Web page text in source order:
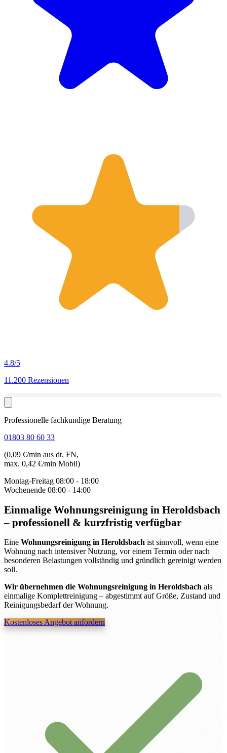
4.8/5
11.200 Rezensionen
Professionelle fachkundige Beratung
01803 80 60 33
(0,09 €/min aus dt. FN,
max. 0,42 €/min Mobil)
Montag-Freitag 08:00 - 18:00
Wochenende 08:00 - 14:00
Einmalige Wohnungsreinigung in Heroldsbach
– professionell & kurzfristig verfügbar
Eine Wohnungsreinigung in Heroldsbach ist sinnvoll, wenn eine
Wohnung nach intensiver Nutzung, vor einem Termin oder nach
besonderen Belastungen vollständig und gründlich gereinigt werden
soll.
Wir übernehmen die Wohnungsreinigung in Heroldsbach als
einmalige Komplettreinigung – abgestimmt auf Größe, Zustand und
Reinigungsbedarf der Wohnung.
Kostenloses Angebot anfordern